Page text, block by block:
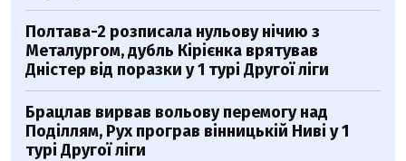
Полтава-2 розписала нульову нічию з
Металургом, дубль Кірієнка врятував
Дністер від поразки у 1 турі Другої ліги
Брацлав вирвав вольову перемогу над
Поділлям, Рух програв вінницькій Ниві у 1
турі Другої ліги